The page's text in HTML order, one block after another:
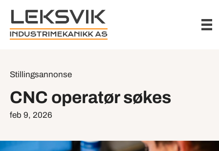
Stillingsannonse
CNC operatør søkes
feb 9, 2026